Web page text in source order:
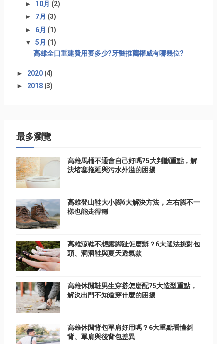
► 10月 (2)
► 7月 (3)
► 6月 (1)
▼ 5月 (1)
高雄全口重建費用要多少?牙醫推薦權威有哪幾位?
► 2020 (4)
► 2018 (3)
最多瀏覽
高雄馬桶不通會自己好嗎?5大判斷重點，解
決堵塞拖延與污水外溢的困擾
高雄登山鞋大小腳6大解決方法，左右腳不一
樣也能走得穩
高雄涼鞋不想露腳趾怎麼辦？6大選法挑對包
頭、洞洞鞋與夏天透氣款
高雄休閒鞋男生穿搭怎麼配?5大造型重點，
解決出門不知道穿什麼的困擾
高雄休閒背包單肩好用嗎？6大重點看懂斜
背、單肩與後背包差異